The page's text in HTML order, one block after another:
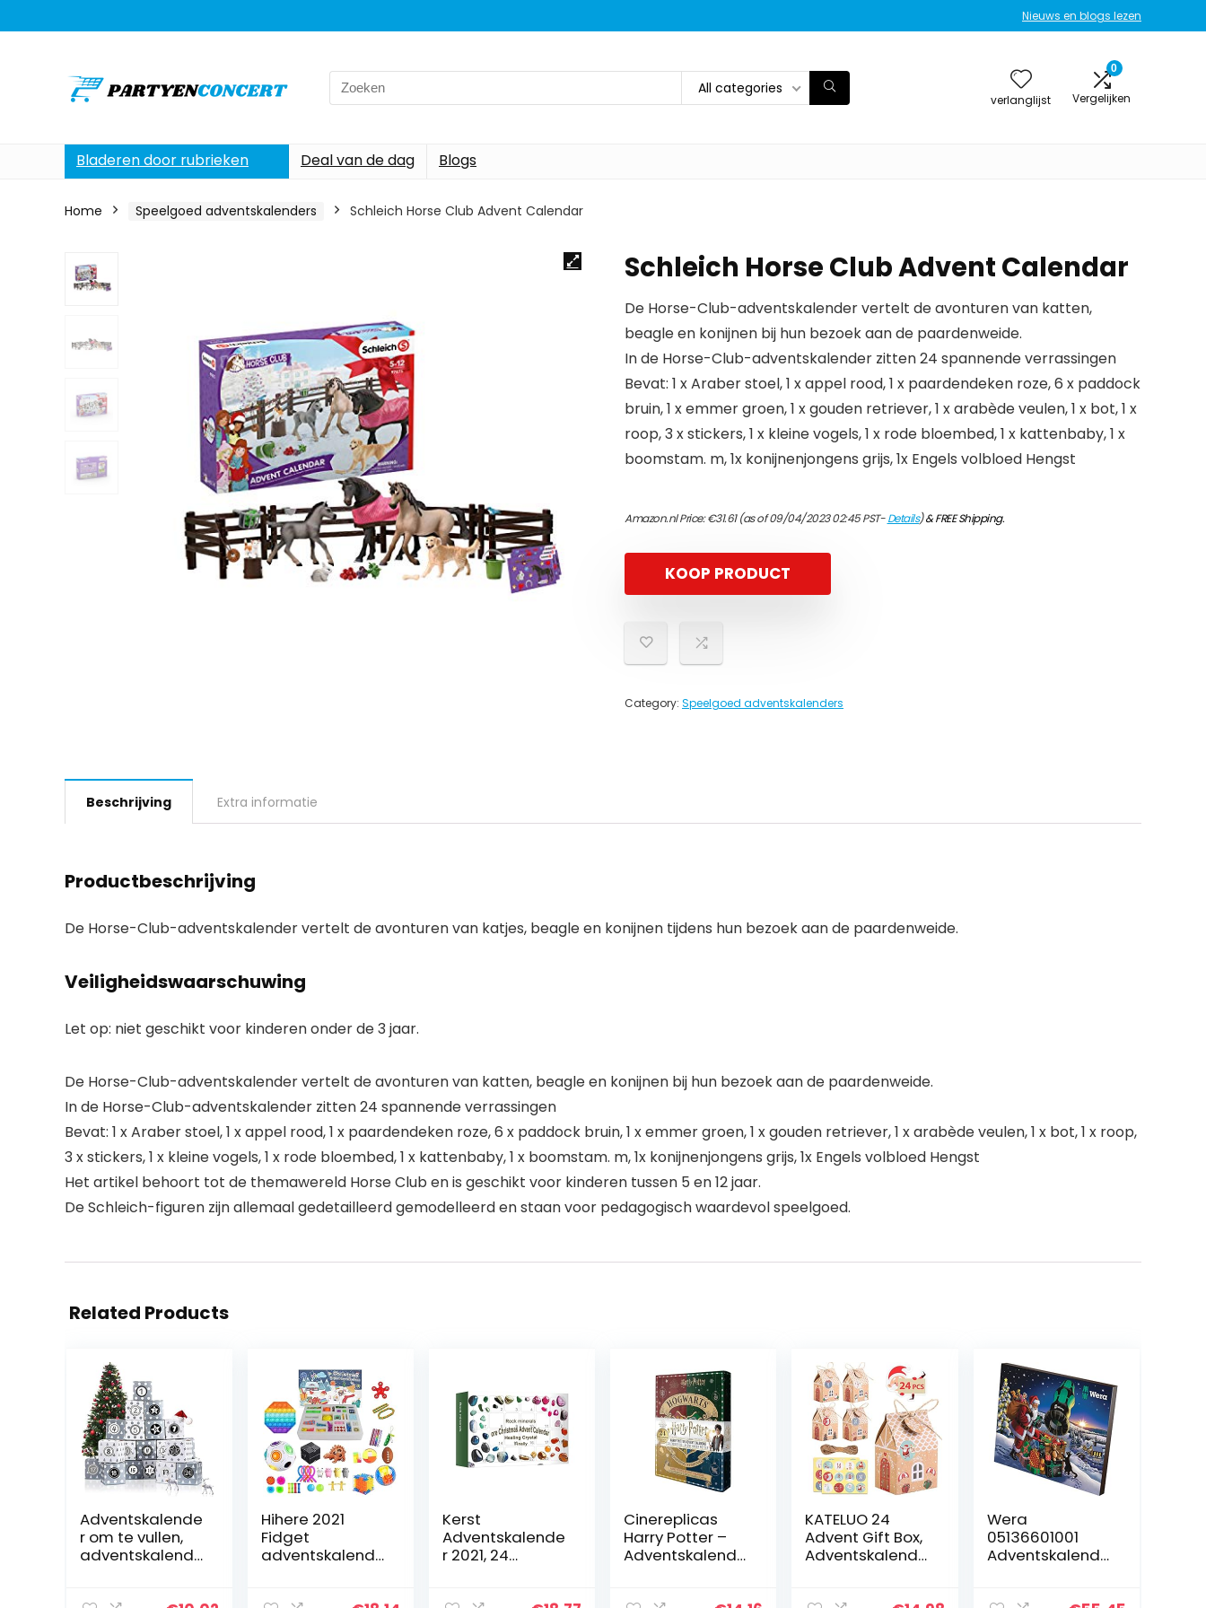
Nieuws en blogs lezen
Search
for:
All categories
verlanglijst
0
Vergelijken
Bladeren door rubrieken Deal van de dag Blogs
Home Speelgoed adventskalenders Schleich Horse Club Advent Calendar
Schleich Horse Club Advent Calendar
De Horse-Club-adventskalender vertelt de avonturen van katten,
beagle en konijnen bij hun bezoek aan de paardenweide.
In de Horse-Club-adventskalender zitten 24 spannende verrassingen
Bevat: 1 x Araber stoel, 1 x appel rood, 1 x paardendeken roze, 6 x paddock
bruin, 1 x emmer groen, 1 x gouden retriever, 1 x arabède veulen, 1 x bot, 1 x
roop, 3 x stickers, 1 x kleine vogels, 1 x rode bloembed, 1 x kattenbaby, 1 x
boomstam. m, 1x konijnenjongens grijs, 1x Engels volbloed Hengst
Amazon.nl Price:€31.61(as of 09/04/2023 02:45 PST-Details)&FREE Shipping.
KOOP PRODUCT
Category: Speelgoed adventskalenders
Beschrijving Extra informatie
Productbeschrijving
De Horse-Club-adventskalender vertelt de avonturen van katjes, beagle en konijnen tijdens hun bezoek aan de paardenweide.
Veiligheidswaarschuwing
Let op: niet geschikt voor kinderen onder de 3 jaar.
De Horse-Club-adventskalender vertelt de avonturen van katten, beagle en konijnen bij hun bezoek aan de paardenweide.
In de Horse-Club-adventskalender zitten 24 spannende verrassingen
Bevat: 1 x Araber stoel, 1 x appel rood, 1 x paardendeken roze, 6 x paddock bruin, 1 x emmer groen, 1 x gouden retriever, 1 x arabède veulen, 1 x bot, 1 x roop,
3 x stickers, 1 x kleine vogels, 1 x rode bloembed, 1 x kattenbaby, 1 x boomstam. m, 1x konijnenjongens grijs, 1x Engels volbloed Hengst
Het artikel behoort tot de themawereld Horse Club en is geschikt voor kinderen tussen 5 en 12 jaar.
De Schleich-figuren zijn allemaal gedetailleerd gemodelleerd en staan voor pedagogisch waardevol speelgoed.
Related Products
Adventskalende
r om te vullen,
adventskalende
Hihere 2021
Fidget
adventskalende
Kerst
Adventskalende
r 2021, 24
Cinereplicas
Harry Potter –
Adventskalende
KATELUO 24
Advent Gift Box,
Adventskalende
Wera
05136601001
Adventskalende